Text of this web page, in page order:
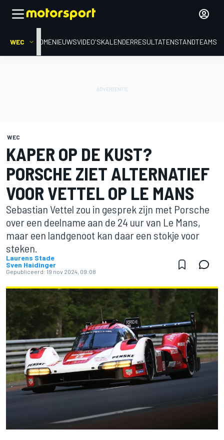
WEC HOMENIEUWSVIDEO'SKALENDERRESULTATENSTANDTEAMS
WEC
KAPER OP DE KUST?
PORSCHE ZIET ALTERNATIEF
VOOR VETTEL OP LE MANS
Sebastian Vettel zou in gesprek zijn met Porsche
over een deelname aan de 24 uur van Le Mans,
maar een landgenoot kan daar een stokje voor
steken.
Laurens Stade
Sven Haidinger
Gepubliceerd: 19 nov 2024, 09:08